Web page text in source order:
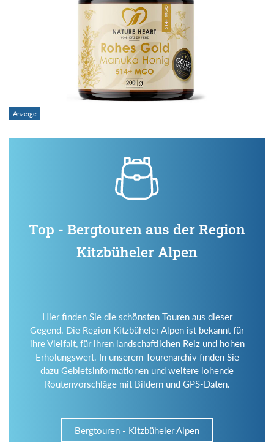
Top - Bergtouren aus der Region
Kitzbüheler Alpen
Hier finden Sie die schönsten Touren aus dieser
Gegend. Die Region Kitzbüheler Alpen ist bekannt für
ihre Vielfalt, für ihren landschaftlichen Reiz und hohen
Erholungswert. In unserem Tourenarchiv finden Sie
dazu Gebietsinformationen und weitere lohende
Routenvorschläge mit Bildern und GPS-Daten.
Bergtouren - Kitzbüheler Alpen